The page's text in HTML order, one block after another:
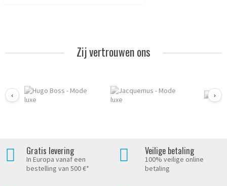
Zij vertrouwen ons
‹ ›
Gratis levering
In Europa vanaf een
bestelling van 500 €*
Veilige betaling
100% veilige online
betaling